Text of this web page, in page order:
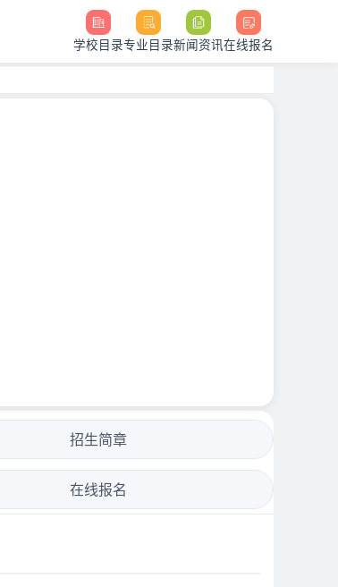
学校目录专业目录新闻资讯在线报名
招生简章
在线报名